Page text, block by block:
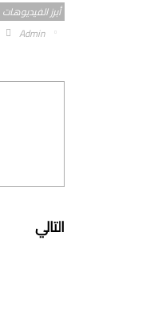
أبرز الفيديوهات
Admin
التالي